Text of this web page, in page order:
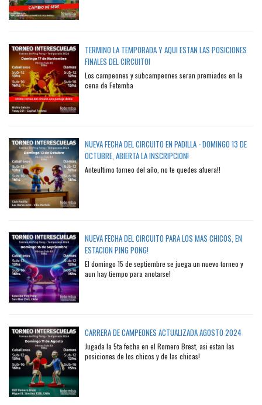
TERMINO LA TEMPORADA Y AQUI ESTAN LAS POSICIONES
FINALES DEL CIRCUITO!
Los campeones y subcampeones seran premiados en la
cena de Fetemba
NUEVA FECHA DEL CIRCUITO EN PADILLA - DOMINGO 13 DE
OCTUBRE, ABIERTA LA INSCRIPCION!
Anteultimo torneo del año, no te quedes afuera!!
NUEVA FECHA DEL CIRCUITO PARA LOS MAS CHICOS, EN
ESTACION PING PONG!
El domingo 15 de septiembre se juega un nuevo torneo y
aun hay tiempo para anotarse!
CARRERA DE CAMPEONES ACTUALIZADA AGOSTO 2024
Jugada la 5ta fecha en el Romero Brest, asi estan las
posiciones de los chicos y de las chicas!